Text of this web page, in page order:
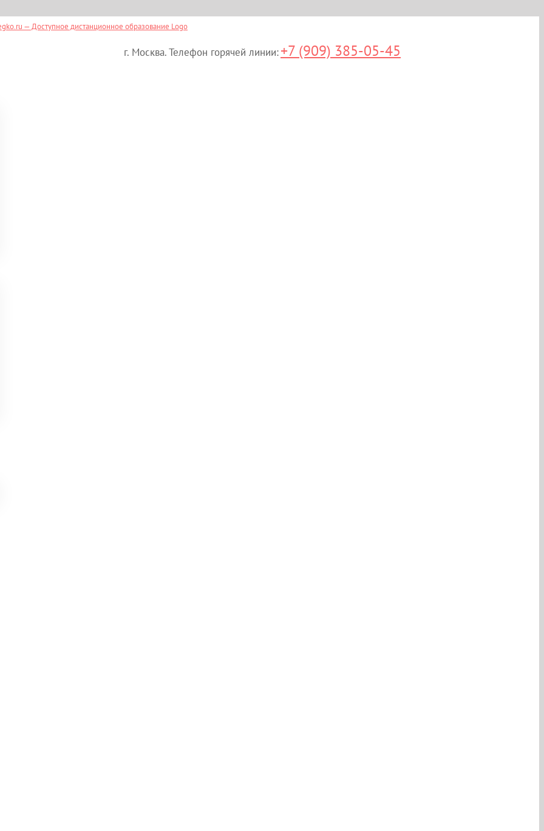
г. Москва. Телефон горячей линии:+7 (909) 385-05-45